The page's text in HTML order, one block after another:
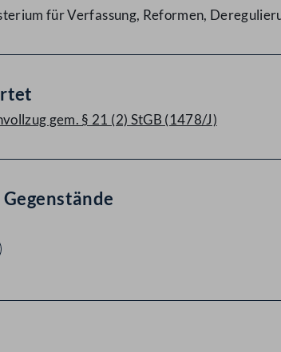
für Verfassung, Reformen,
gem. § 21 (2) StGB (1478/J)